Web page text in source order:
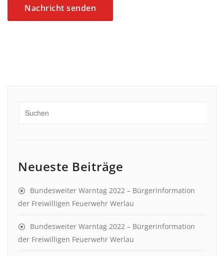
Neueste Beiträge
Bundesweiter Warntag 2022 – Bürgerinformation
der Freiwilligen Feuerwehr Werlau
Bundesweiter Warntag 2022 – Bürgerinformation
der Freiwilligen Feuerwehr Werlau